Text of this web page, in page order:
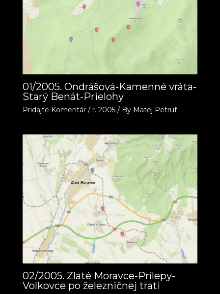
01/2005. Ondrášová-Kamenné vráta-
Starý Benát-Prielohy
Pridajte Komentár / r. 2005/ By Matej Petruf
02/2005. Zlaté Moravce-Prílepy-
Volkovce po železničnej trati